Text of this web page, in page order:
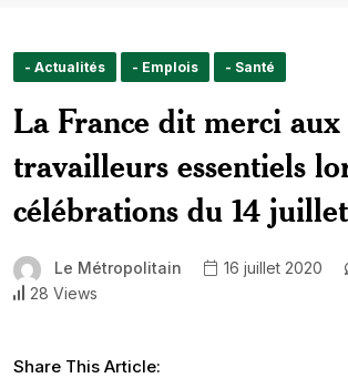
- Actualités - Emplois - Santé
La France dit merci aux
travailleurs essentiels
célébrations du 14 juillet
Le Métropolitain 16 juillet 2020
28 Views
Share This Article: